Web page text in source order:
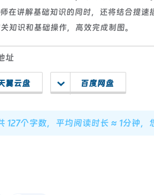
在讲解基础知识的同时，还将结合提
知识和基础操作，高效完成制图。
址
翼云盘 百度网盘
127个字数，平均阅读时长 ≈ 1分钟